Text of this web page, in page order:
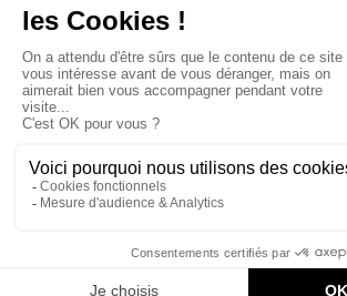
Bâtiment-Durable-Québec-1
Esquisses-1IRAC-1
MP-1 v2com-1
Cookies